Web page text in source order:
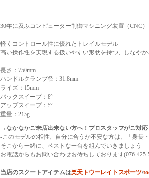
30年に及ぶコンピューター制御マシニング装置（CNC
軽くコントロール性に優れたトレイルモデル
高い操作性を実現する扱いやすい形状を持つ、しなや
長さ：750mm
ハンドルクランプ径：31.8mm
ライズ：15mm
バックスイープ：8°
アップスイープ：5°
重量：215g
→なかなかご来店出来ない方へ！プロスタッフがご対応
-このモデルの相性、自分に合うか不安な方は、「身長
そこから一緒に、ベストな一台を組んでいきましょう
お電話からもお問い合わせお待ちしております(076-425-
当店のスクートアイテムは楽天トウーレイトスポーツ/